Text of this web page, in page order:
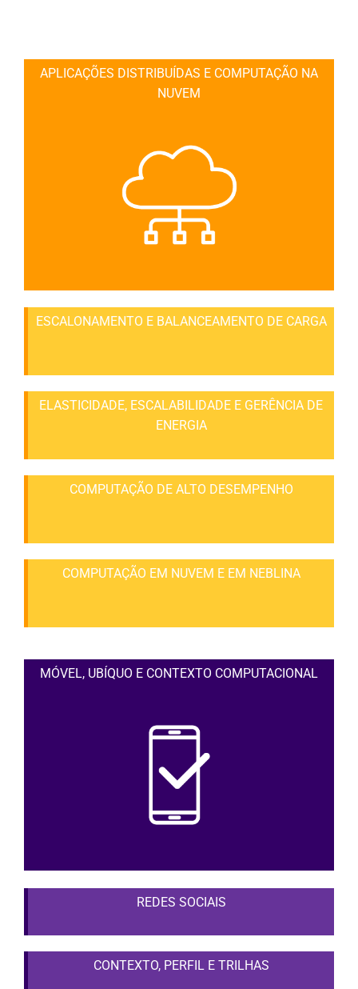
APLICAÇÕES DISTRIBUÍDAS E COMPUTAÇÃO NA
NUVEM
ESCALONAMENTO E BALANCEAMENTO DE CARGA
ELASTICIDADE, ESCALABILIDADE E GERÊNCIA DE
ENERGIA
COMPUTAÇÃO DE ALTO DESEMPENHO
COMPUTAÇÃO EM NUVEM E EM NEBLINA
MÓVEL, UBÍQUO E CONTEXTO COMPUTACIONAL
REDES SOCIAIS
CONTEXTO, PERFIL E TRILHAS